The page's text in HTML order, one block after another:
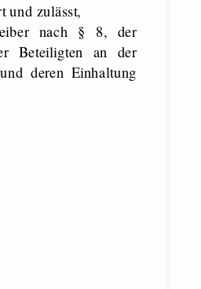
und zulässt,
nach § 8, der
Beteiligten an der
deren Einhaltung